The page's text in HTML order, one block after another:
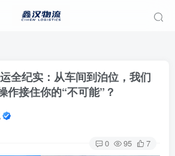
全纪实：从车间到泊位，我们
作接住你的“不可能”？
0 95 7